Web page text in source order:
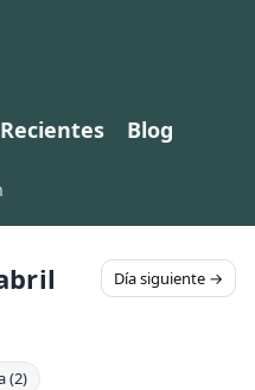
Recientes
Blog
Día siguiente →
(2)